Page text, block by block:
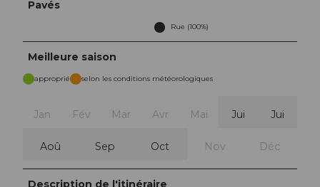
Pavés
Rue (100%)
Meilleure saison
approprié selon les conditions météorologiques
Jan Fév Mar Avr Mai Jui Jui
Aoû Sep Oct Nov Déc
Description de l'itinéraire